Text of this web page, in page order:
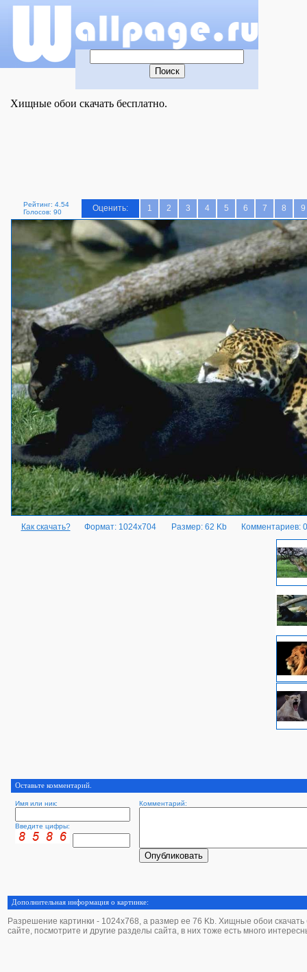
Хищные обои скачать бесплатно.
Рейтинг: 4.54
Голосов: 90
Оценить: 1 2 3 4 5 6 7 8 9
Как скачать? Формат: 1024x704 Размер: 62 Kb Комментариев: 0
Оставьте комментарий.
Имя или ник: Комментарий:
Введите цифры:
Дополнительная информация о картинке:
Разрешение картинки - 1024х768, а размер ее 76 Kb. Хищные обои скачать
сайте, посмотрите и другие разделы сайта, в них тоже есть много